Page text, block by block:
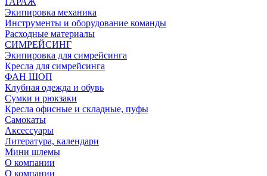
Экипировка механика
Инструменты и оборудование команды
Расходные материалы
СИМРЕЙСИНГ
Экипировка для симрейсинга
Кресла для симрейсинга
ФАН ШОП
Клубная одежда и обувь
Сумки и рюкзаки
Кресла офисные и складные, пуфы
Самокаты
Аксессуары
Литература, календари
Мини шлемы
О компании
О компании